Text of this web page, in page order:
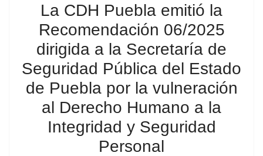
La CDH Puebla emitió la
Recomendación 06/2025
dirigida a la Secretaría de
Seguridad Pública del Estado
de Puebla por la vulneración
al Derecho Humano a la
Integridad y Seguridad
Personal